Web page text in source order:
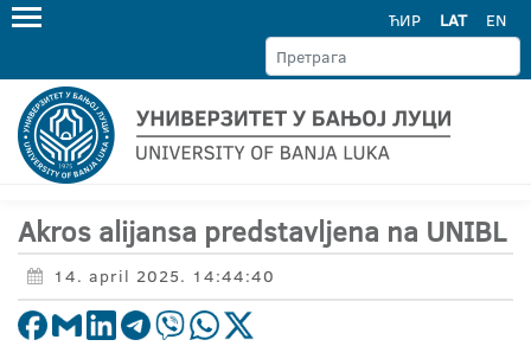
ЋИР LAT EN
Akros alijansa predstavljena na UNIBL
14. april 2025. 14:44:40